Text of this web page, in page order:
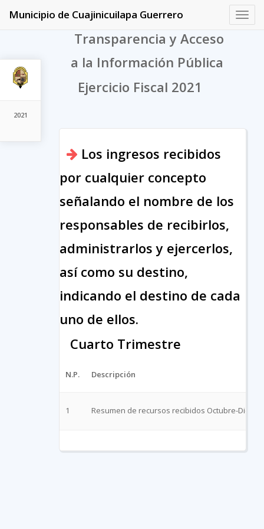
2021
Municipio de Cuajinicuilapa Guerrero
Transparencia y Acceso
a la Información Pública
Ejercicio Fiscal 2021
Los ingresos recibidos
por cualquier concepto
señalando el nombre de los
responsables de recibirlos,
administrarlos y ejercerlos,
así como su destino,
indicando el destino de cada
uno de ellos.
Cuarto Trimestre
N.P. Descripción
1 Resumen de recursos recibidos Octubre-